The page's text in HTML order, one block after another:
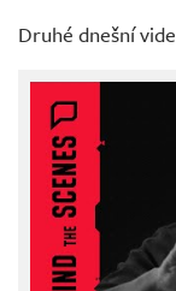
Druhé dnešní